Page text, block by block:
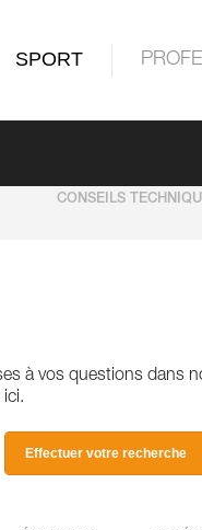
SPORT
CONSEILS
à vos questions dans
Effectuer votre recherche